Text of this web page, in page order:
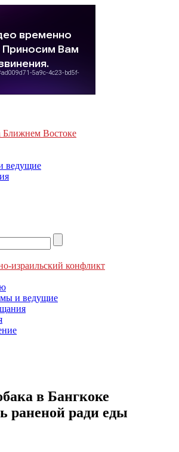
Ближнем Востоке
ведущие
израильский конфликт
и ведущие
в Бангкоке
раненой ради еды